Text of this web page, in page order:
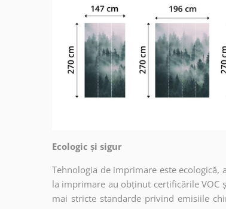
Ecologic și sigur
Tehnologia de imprimare este
la imprimare au obținut certificările VOC
mai stricte standarde privind emisiile